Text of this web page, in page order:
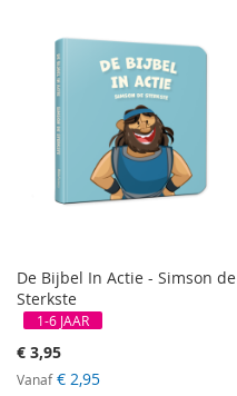
De Bijbel In Actie - Simson de
Sterkste
1-6 JAAR
€ 3,95
Vanaf € 2,95